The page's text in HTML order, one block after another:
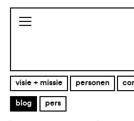
visie + missie personen
blog pers